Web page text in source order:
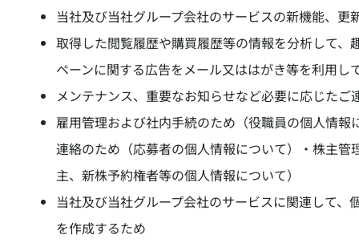
当社及び当社グループ会社のサービスの新機能、更
取得した閲覧履歴や購買履歴等の情報を分析して
ペーンに関する広告をメール又ははがき等を利用し
メンテナンス、重要なお知らせなど必要に応じたご
雇用管理および社内手続のため（役職員の個人情
連絡のため（応募者の個人情報について）・株主
主、新株予約権者等の個人情報について）
当社及び当社グループ会社のサービスに関連して
を作成するため